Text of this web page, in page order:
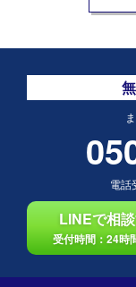
電話
LINEで相
受付時間：24時